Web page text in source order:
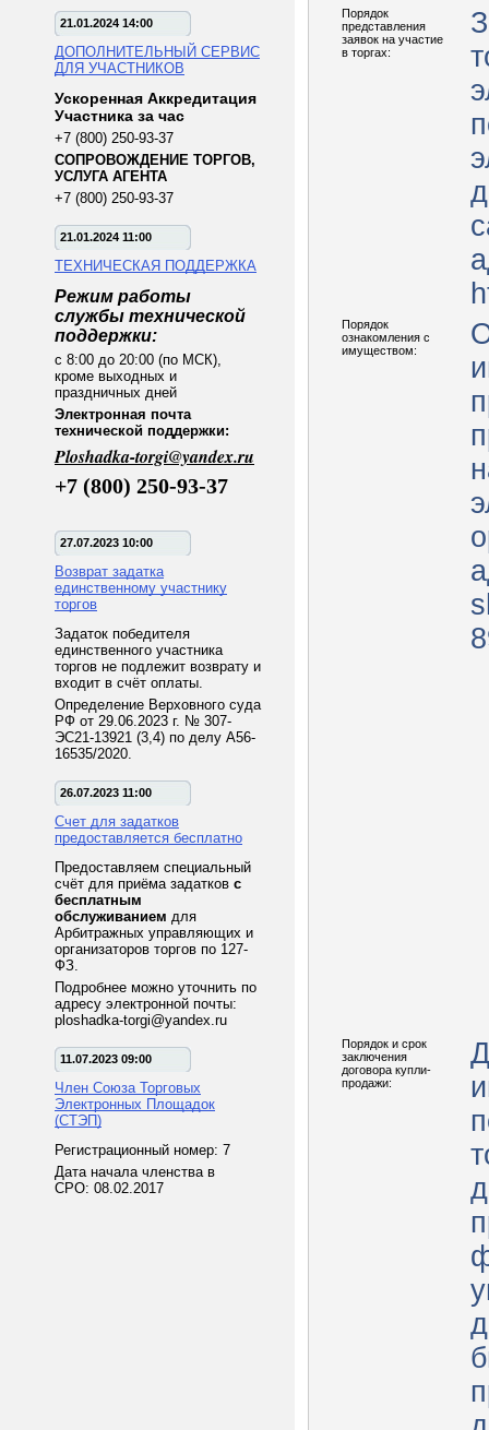
21.01.2024 14:00
ДОПОЛНИТЕЛЬНЫЙ СЕРВИС
ДЛЯ УЧАСТНИКОВ
Ускоренная Аккредитация
Участника за час
+7 (800) 250-93-37
СОПРОВОЖДЕНИЕ ТОРГОВ,
УСЛУГА АГЕНТА
+7 (800) 250-93-37
21.01.2024 11:00
ТЕХНИЧЕСКАЯ ПОДДЕРЖКА
Режим работы
службы технической
поддержки:
с 8:00 до 20:00 (по МСК),
кроме выходных и
праздничных дней
Электронная почта
технической поддержки:
Ploshadka-torgi@yandex.ru
+7 (800) 250-93-37
27.07.2023 10:00
Возврат задатка
единственному участнику
торгов
Задаток победителя
единственного участника
торгов не подлежит возврату и
входит в счёт оплаты.
Определение Верховного суда
РФ от 29.06.2023 г. № 307-
ЭС21-13921 (3,4) по делу А56-
16535/2020.
26.07.2023 11:00
Счет для задатков
предоставляется бесплатно
Предоставляем специальный
счёт для приёма задатков с
бесплатным
обслуживанием для
Арбитражных управляющих и
организаторов торгов по 127-
ФЗ.
Подробнее можно уточнить по
адресу электронной почты:
ploshadka-torgi@yandex.ru
11.07.2023 09:00
Член Союза Торговых
Электронных Площадок
(СТЭП)
Регистрационный номер: 7
Дата начала членства в
СРО: 08.02.2017
Порядок
представления
заявок на участие
в торгах:
Порядок
ознакомления с
имуществом:
Порядок и срок
заключения
договора купли-
продажи: